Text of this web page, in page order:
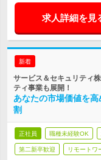
求人詳細を見
新着
サービス＆セキュリティ
ティ事業も展開！
あなたの市場価値を
割
正社員 職種未経験OK
第二新卒歓迎 リモートワ